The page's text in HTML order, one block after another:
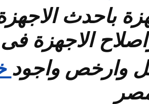
باحدث الاجهزة
الاجهزة
وارخص واجود